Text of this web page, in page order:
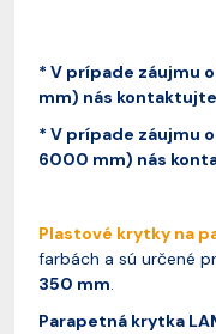
* V prípade záujmu
mm) nás
* V prípade záujmu
6000 mm) nás
Plastové krytky na
farbách a sú určené
350 mm.
Parapetná krytka